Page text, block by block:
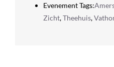
Evenement Tags:
Zicht,Theehuis,